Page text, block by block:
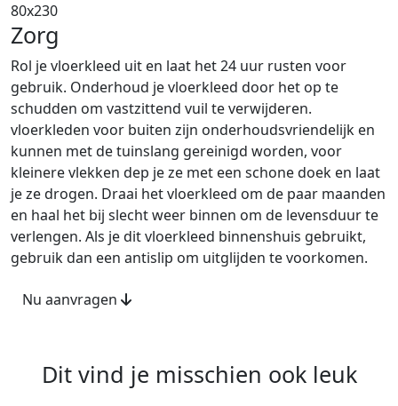
80x230
Zorg
Rol je vloerkleed uit en laat het 24 uur rusten voor
gebruik. Onderhoud je vloerkleed door het op te
schudden om vastzittend vuil te verwijderen.
vloerkleden voor buiten zijn onderhoudsvriendelijk en
kunnen met de tuinslang gereinigd worden, voor
kleinere vlekken dep je ze met een schone doek en laat
je ze drogen. Draai het vloerkleed om de paar maanden
en haal het bij slecht weer binnen om de levensduur te
verlengen. Als je dit vloerkleed binnenshuis gebruikt,
gebruik dan een antislip om uitglijden te voorkomen.
Nu aanvragen
Dit vind je misschien ook leuk